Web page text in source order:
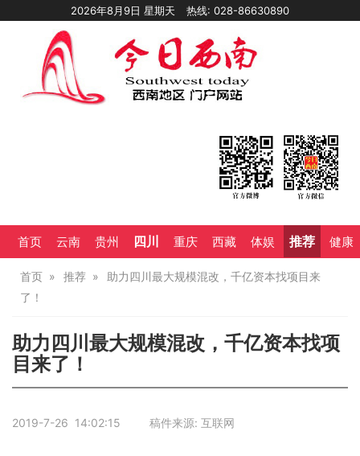
2026年8月9日 星期天 热线: 028-86630890
首页 云南 贵州 四川 重庆 西藏 体娱 推荐 健康
首页 推荐
助力四川最大规模混改，千亿资本找项目来
了！
助力四川最大规模混改，千亿资本找项
目来了！
2019-7-26 14:02:15 稿件来源: 互联网